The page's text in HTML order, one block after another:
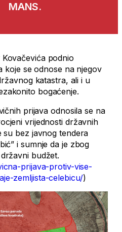
MANS.
podnio
koje se odnose na njegov
katastra, ali i u
bogaćenje.
prijava odnosila se na
vrijednosti državnih
su bez javnog tendera
i sumnje da je zbog
budžet.
prijava-protiv-vise-
zemljista-celebicu/)